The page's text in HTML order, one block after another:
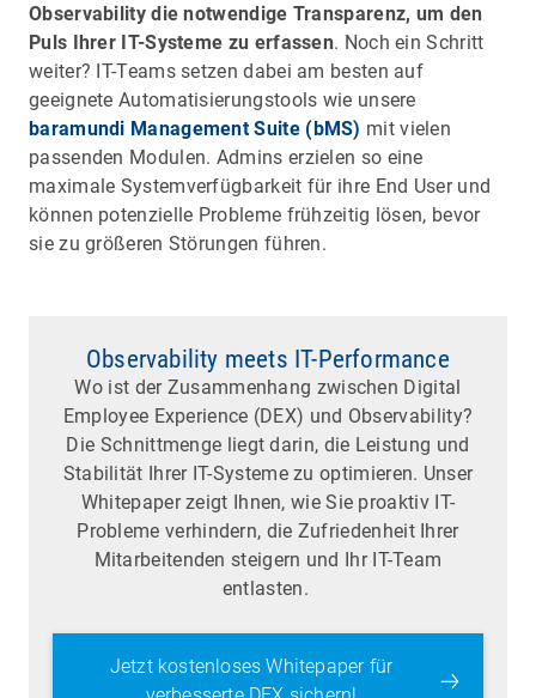
Observability die notwendige Transparenz, um den
Puls Ihrer IT-Systeme zu erfassen. Noch ein Schritt
weiter? IT-Teams setzen dabei am besten auf
geeignete Automatisierungstools wie unsere
baramundi Management Suite (bMS) mit vielen
passenden Modulen. Admins erzielen so eine
maximale Systemverfügbarkeit für ihre End User und
können potenzielle Probleme frühzeitig lösen, bevor
sie zu größeren Störungen führen.
Observability meets IT-Performance
Wo ist der Zusammenhang zwischen Digital
Employee Experience (DEX) und Observability?
Die Schnittmenge liegt darin, die Leistung und
Stabilität Ihrer IT-Systeme zu optimieren. Unser
Whitepaper zeigt Ihnen, wie Sie proaktiv IT-
Probleme verhindern, die Zufriedenheit Ihrer
Mitarbeitenden steigern und Ihr IT-Team
entlasten.
Jetzt kostenloses Whitepaper für